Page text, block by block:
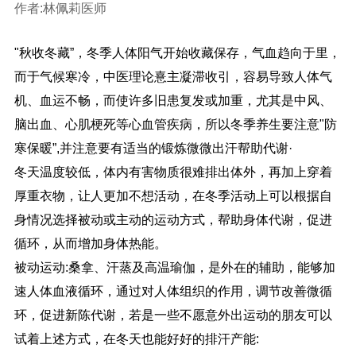
作者:林佩莉医师
"秋收冬藏”，冬季人体阳气开始收藏保存，气血趋向于里，
而于气候寒冷，中医理论憙主凝滞收引，容易导致人体气
机、血运不畅，而使许多旧患复发或加重，尤其是中风、
脑出血、心肌梗死等心血管疾病，所以冬季养生要注意"防
寒保暖”,并注意要有适当的锻炼微微出汗帮助代谢·
冬天温度较低，体内有害物质很难排出体外，再加上穿着
厚重衣物，让人更加不想活动，在冬季活动上可以根据自
身情况选择被动或主动的运动方式，帮助身体代谢，促进
循环，从而增加身体热能。
被动运动:桑拿、汗蒸及高温瑜伽，是外在的辅助，能够加
速人体血液循环，通过对人体组织的作用，调节改善微循
环，促进新陈代谢，若是一些不愿意外出运动的朋友可以
试着上述方式，在冬天也能好好的排汗产能: